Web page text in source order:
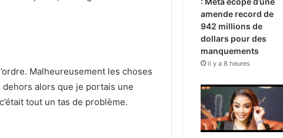
Malheureusement les choses
dehors alors que je portais une
tout un tas de problème.
amende record de
942 millions de
dollars pour des
manquements
il y a 8 heures